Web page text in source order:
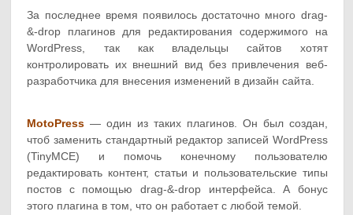
За последнее время появилось достаточно много drag-
&-drop плагинов для редактирования содержимого на
WordPress, так как владельцы сайтов хотят
контролировать их внешний вид без привлечения веб-
разработчика для внесения изменений в дизайн сайта.
MotoPress — один из таких плагинов. Он был создан,
чтоб заменить стандартный редактор записей WordPress
(TinyMCE) и помочь конечному пользователю
редактировать контент, статьи и пользовательские типы
постов с помощью drag-&-drop интерфейса. А бонус
этого плагина в том, что он работает с любой темой.